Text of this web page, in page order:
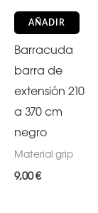
AÑADIR
Barracuda
barra de
extensión 210
a 370 cm
negro
Material grip
9,00€